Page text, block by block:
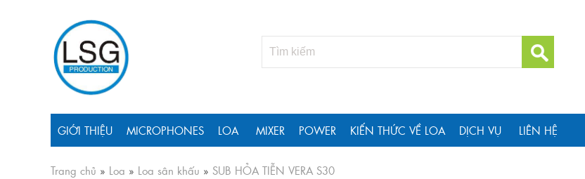
GIỚI THIỆU MICROPHONES LOA MIXER POWER KIẾN THỨC VỀ LOA DỊCH VỤ LIÊN HỆ
Trang chủ » Loa » Loa sân khấu » SUB HỎA TIỄN VERA S30